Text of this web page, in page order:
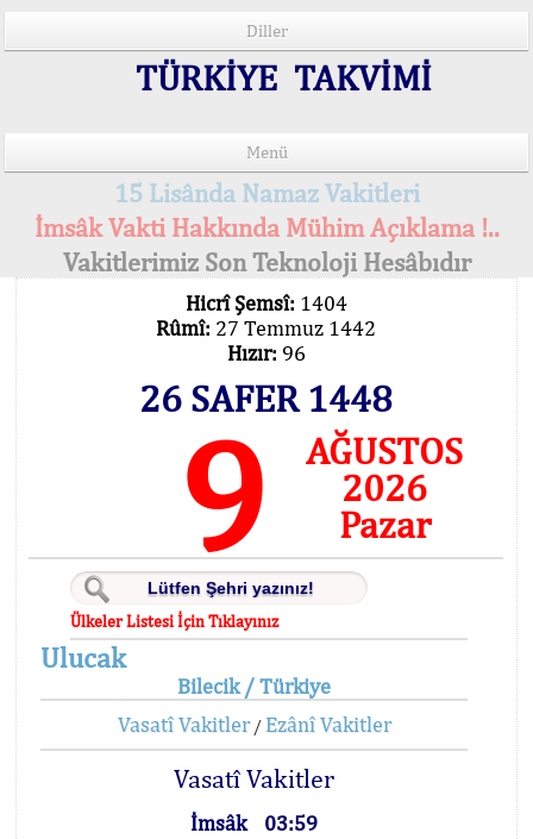
Diller
TÜRKİYE TAKVİMİ
Menü
15 Lisânda Namaz Vakitleri
İmsâk Vakti Hakkında Mühim Açıklama !..
Vakitlerimiz Son Teknoloji Hesâbıdır
Hicrî Şemsî: 1404
Rûmî: 27 Temmuz 1442
Hızır: 96
26 SAFER 1448
9
AĞUSTOS
2026
Pazar
Ülkeler Listesi İçin Tıklayınız
Ulucak
Bilecik / Türkiye
Vasatî Vakitler/ Ezânî Vakitler
Vasatî Vakitler
İmsâk
03:59